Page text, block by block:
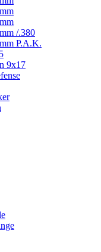
/.380
P.A.K.
9x17